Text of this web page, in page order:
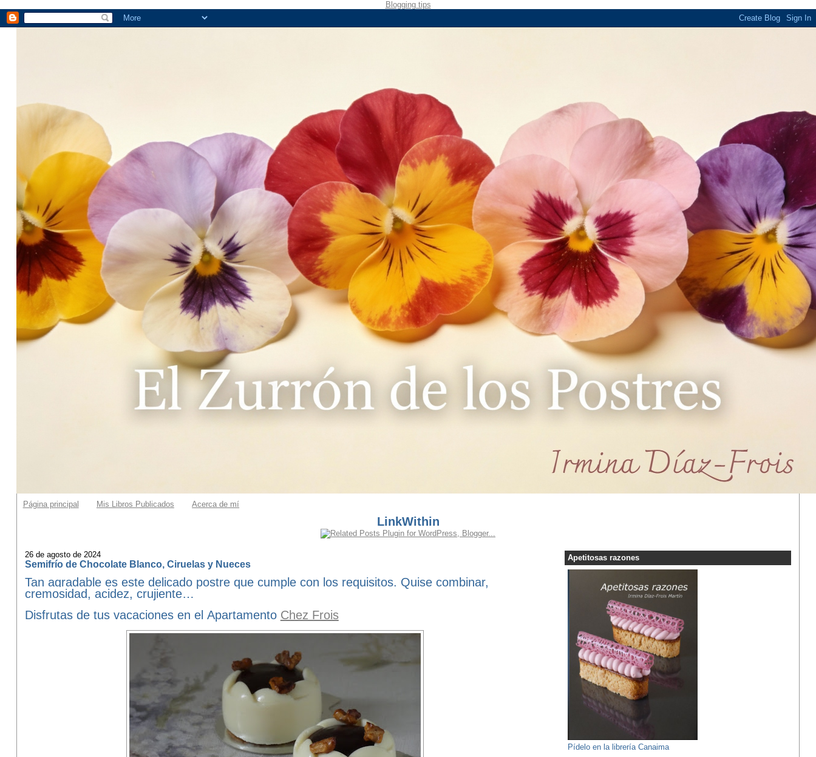
Blogging tips
Página principal Mis Libros Publicados Acerca de mí
LinkWithin
26 de agosto de 2024
Semifrío de Chocolate Blanco, Ciruelas y Nueces
Tan agradable es este delicado postre que cumple con los requisitos. Quise combinar,
cremosidad, acidez, crujiente…
Disfrutas de tus vacaciones en el Apartamento Chez Frois
Apetitosas razones
Pídelo en la librería Canaima